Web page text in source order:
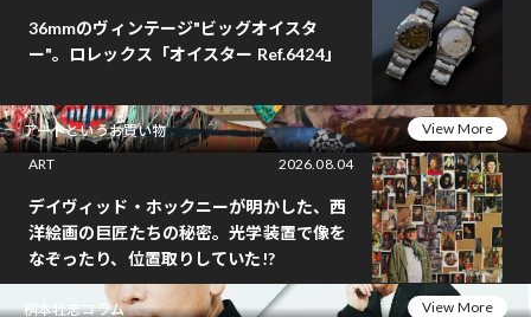
36mmのヴィンテージ"ビッグオイスタ
ー"。ロレックス「オイスター Ref.6424」
アートというお買い物
View More
ART
2026.08.04
デイヴィッド・ホックニーが明かした、西
洋絵画の巨匠たちの秘密。光学装置で像を
なぞったり、位置取りしていた!?
桝本壮志コラム View More